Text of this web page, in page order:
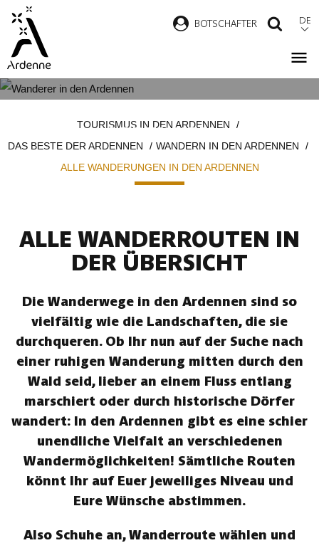
Direkt
zum
Inhalt
BOTSCHAFTER DE
ARDENNEN
TOURISMUS IN DEN ARDENNEN
DAS BESTE DER ARDENNEN
WANDERN IN DEN ARDENNEN
ALLE WANDERUNGEN IN DEN ARDENNEN
ALLE WANDERROUTEN IN
DER ÜBERSICHT
Die Wanderwege in den Ardennen sind so
vielfältig wie die Landschaften, die sie
durchqueren. Ob Ihr nun auf der Suche nach
einer ruhigen Wanderung mitten durch den
Wald seid, lieber an einem Fluss entlang
marschiert oder durch historische Dörfer
wandert: In den Ardennen gibt es eine schier
unendliche Vielfalt an verschiedenen
Wandermöglichkeiten! Sämtliche Routen
könnt Ihr auf Euer jeweiliges Niveau und
Eure Wünsche abstimmen.
Also Schuhe an, Wanderroute wählen und